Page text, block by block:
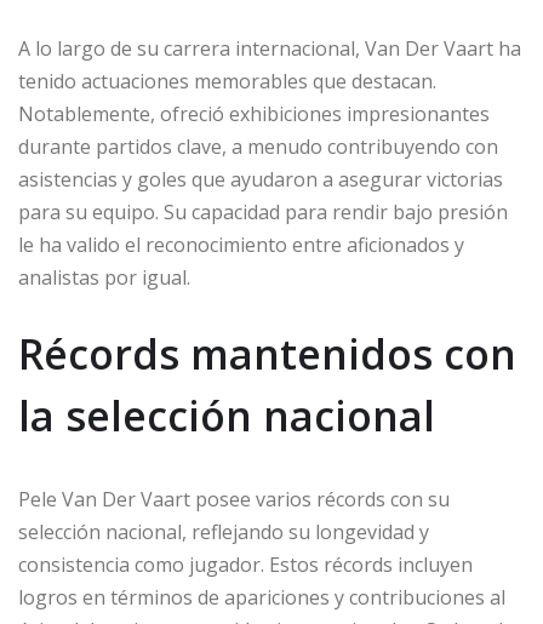
A lo largo de su carrera internacional, Van Der Vaart ha
tenido actuaciones memorables que destacan.
Notablemente, ofreció exhibiciones impresionantes
durante partidos clave, a menudo contribuyendo con
asistencias y goles que ayudaron a asegurar victorias
para su equipo. Su capacidad para rendir bajo presión
le ha valido el reconocimiento entre aficionados y
analistas por igual.
Récords mantenidos con
la selección nacional
Pele Van Der Vaart posee varios récords con su
selección nacional, reflejando su longevidad y
consistencia como jugador. Estos récords incluyen
logros en términos de apariciones y contribuciones al